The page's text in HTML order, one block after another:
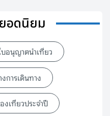
อดนิยม
บอนุญาตนำเที่ยว
การเดินทาง
งเที่ยวประจำปี